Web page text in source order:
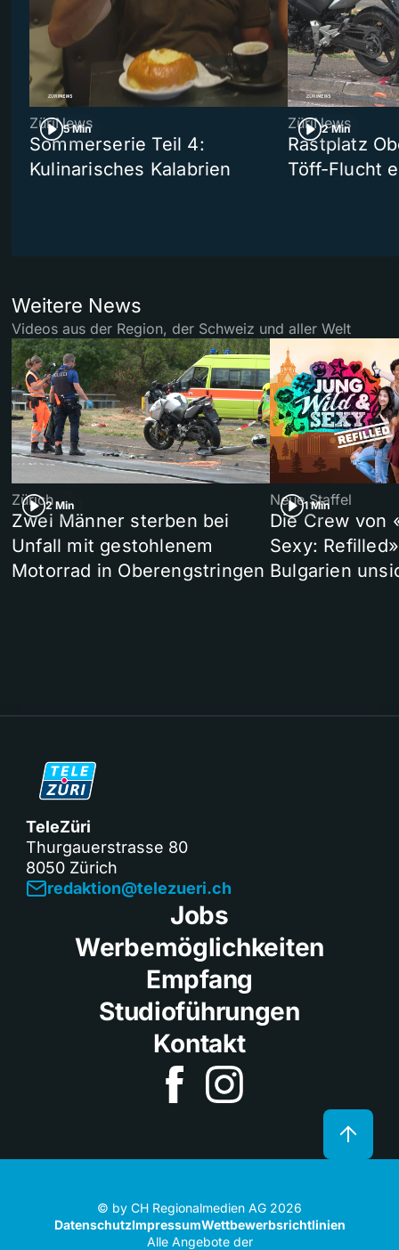
5 Min
ZüriNews
Sommerserie Teil 4:
Kulinarisches Kalabrien
2 Min
ZüriNews
Rastplatz
Töff-Flucht
Weitere News
Videos aus der Region, der Schweiz und aller Welt
2 Min
Zürich
Zwei Männer sterben bei
Unfall mit gestohlenem
Motorrad in Oberengstringen
1 Min
Neue Staffel
Die Crew von
Sexy:
Bulgarien
TeleZüri
Thurgauerstrasse 80
8050 Zürich
redaktion@telezueri.ch
Jobs
Werbemöglichkeiten
Empfang
Studioführungen
Kontakt
© by CH Regionalmedien AG 2026
DatenschutzImpressumWettbewerbsrichtlinien
Alle Angebote der